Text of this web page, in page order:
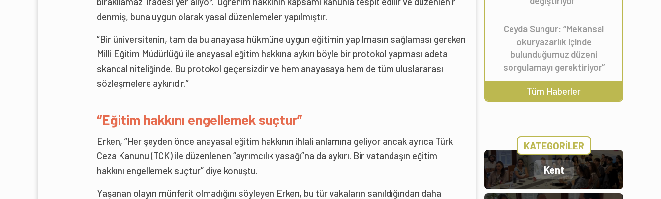
denmiş, buna uygun olarak yasal düzenlemeler yapılmıştır.
“Bir üniversitenin, tam da bu anayasa hükmüne uygun eğitimin yapılmasın sağlaması gereken
Milli Eğitim Müdürlüğü ile anayasal eğitim hakkına aykırı böyle bir protokol yapması adeta
skandal niteliğinde. Bu protokol geçersizdir ve hem anayasaya hem de tüm uluslararası
sözleşmelere aykırıdır.”
“Eğitim hakkını engellemek suçtur”
Erken, “Her şeyden önce anayasal eğitim hakkının ihlali anlamına geliyor ancak ayrıca Türk
Ceza Kanunu (TCK) ile düzenlenen “ayrımcılık yasağı”na da aykırı. Bir vatandaşın eğitim
hakkını engellemek suçtur” diye konuştu.
Yaşanan olayın münferit olmadığını söyleyen Erken, bu tür vakaların sanıldığından daha
Ceyda Sungur: “Mekansal
okuryazarlık içinde
bulunduğumuz düzeni
sorgulamayı gerektiriyor”
Tüm Haberler
KATEGORİLER
Kent